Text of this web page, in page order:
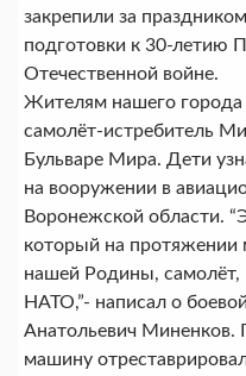
закрепили за
подготовки к 30-летию
Отечественной войне.
Жителям нашего
самолёт-истребитель
Бульваре Мира. Дети
на вооружении в
Воронежской области.
который на протяжении
нашей Родины, самолёт,
НАТО,”- написал о
Анатольевич Миненков.
машину